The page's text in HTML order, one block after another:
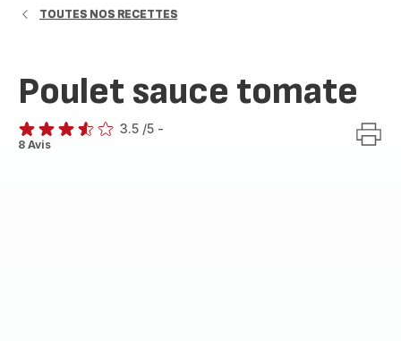
TOUTES NOS RECETTES
Poulet sauce tomate
ratings.3.5
3.5 /5 -
8 Avis